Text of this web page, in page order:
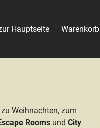
Hauptseite Warenkorb
Weihnachten, zum
Roomsund City